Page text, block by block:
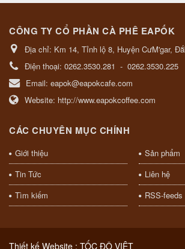
CÔNG TY CỔ PHẦN CÀ PHÊ EAPỐK
Địa chỉ: Km 14, Tỉnh lộ 8, Huyện CưM'gar,
Điện thoại: 0262.3530.281 - 0262.3530.225
Email: eapok@eapokcafe.com
Website: http://www.eapokcoffee.com
CÁC CHUYÊN MỤC CHÍNH
Giới thiệu
Sản phẩm
Tin Tức
Liên hệ
Tìm kiếm
RSS-feeds
Thiết kế Website : TỐC ĐỘ VIỆT